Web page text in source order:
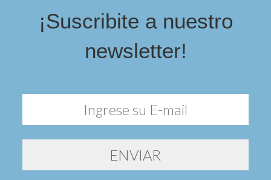
¡Suscribite a nuestro
newsletter!